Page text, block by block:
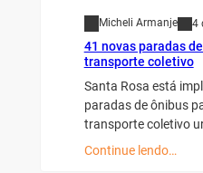
Micheli Armanje 4
41 novas paradas
transporte coletivo
Santa Rosa está
paradas de ônibus
transporte coletivo
Continue lendo…